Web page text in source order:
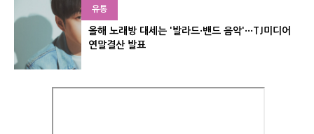
유통
올해 노래방 대세는 '발라드·밴드 음악'···TJ미디어
연말결산 발표